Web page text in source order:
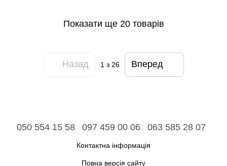
Показати ще 20 товарів
Назад 1 з 26 Вперед
050 554 15 58 097 459 00 06 063 585 28 07
Контактна інформація
Повна версія сайту